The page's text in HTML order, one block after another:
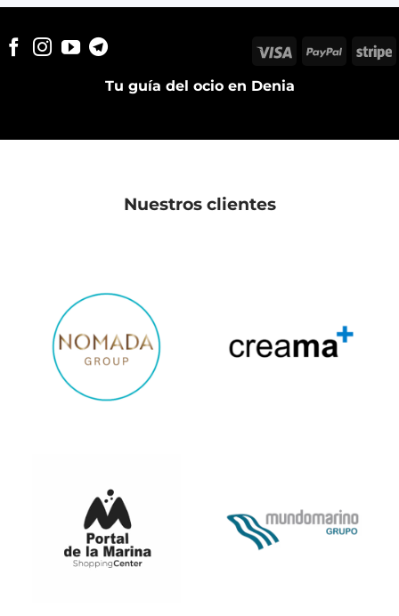
Tu guía del ocio en Denia
Visa PayPal
Nuestros clientes